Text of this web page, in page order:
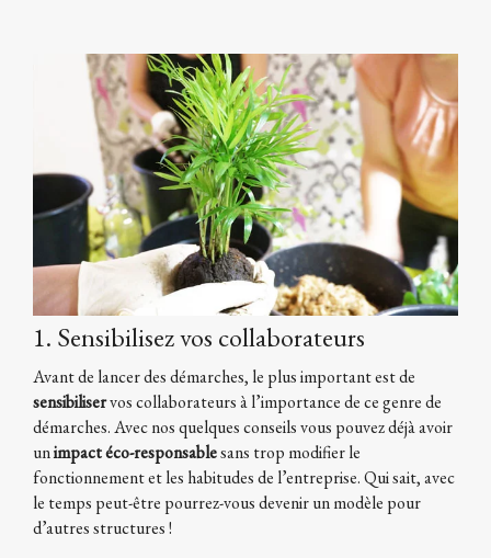
1. Sensibilisez vos collaborateurs
Avant de lancer des démarches, le plus important est de
sensibiliservos collaborateurs à l’importance de ce genre de
démarches. Avec nos quelques conseils vous pouvez déjà avoir
unimpact éco-responsablesans trop modifier le
fonctionnement et les habitudes de l’entreprise. Qui sait, avec
le temps peut-être pourrez-vous devenir un modèle pour
d’autres structures !